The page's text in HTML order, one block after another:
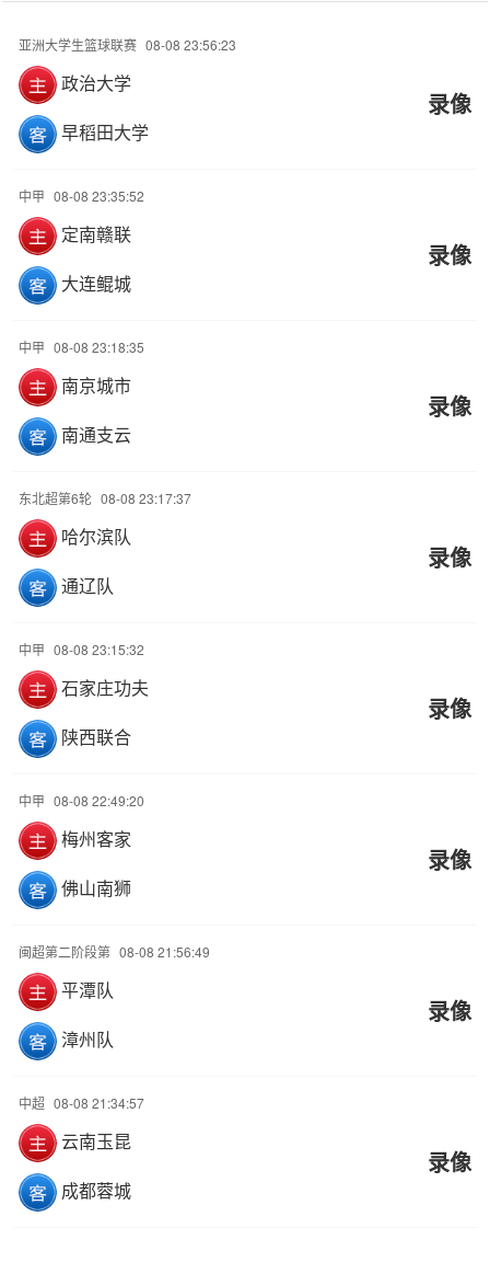
亚洲大学生篮球联赛 08-08 23:56:23
政治大学
早稻田大学
录像
中甲 08-08 23:35:52
定南赣联
大连鲲城
录像
中甲 08-08 23:18:35
南京城市
南通支云
录像
东北超第6轮 08-08 23:17:37
哈尔滨队
通辽队
录像
中甲 08-08 23:15:32
石家庄功夫
陕西联合
录像
中甲 08-08 22:49:20
梅州客家
佛山南狮
录像
闽超第二阶段第 08-08 21:56:49
平潭队
漳州队
录像
中超 08-08 21:34:57
云南玉昆
成都蓉城
录像